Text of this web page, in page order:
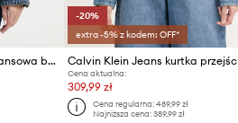
Calvin Klein Jeans kurtka jeansowa bawełniana
-20%
extra -5% z kodem: OFF*
Cena aktualna:
309,99 zł
Cena regularna: 489,99 zł
Najniższa cena: 389,99 zł